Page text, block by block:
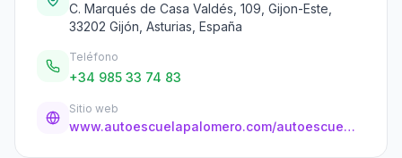
C. Marqués de Casa Valdés, 109, Gijon-Este,
33202 Gijón, Asturias, España
Teléfono
+34 985 33 74 83
Sitio web
www.autoescuelapalomero.com/autoescuelas-en-gijon/